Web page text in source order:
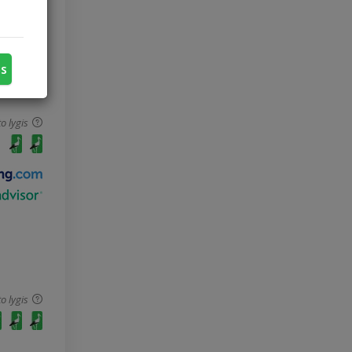
lygis
lygis